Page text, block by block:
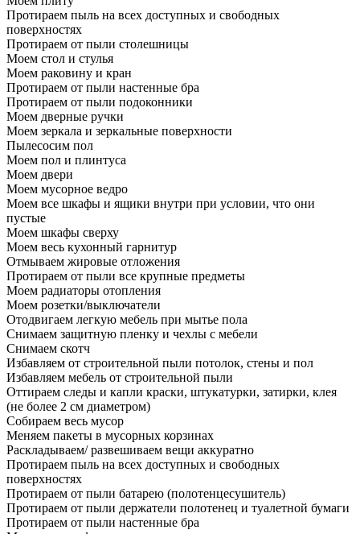
Протираем пыль на всех доступных и свободных
поверхностях
Протираем от пыли столешницы
Моем стол и стулья
Моем раковину и кран
Протираем от пыли настенные бра
Протираем от пыли подоконники
Моем дверные ручки
Моем зеркала и зеркальные поверхности
Пылесосим пол
Моем пол и плинтуса
Моем двери
Моем мусорное ведро
Моем все шкафы и ящики внутри при условии, что они
пустые
Моем шкафы сверху
Моем весь кухонный гарнитур
Отмываем жировые отложения
Протираем от пыли все крупные предметы
Моем радиаторы отопления
Моем розетки/выключатели
Отодвигаем легкую мебель при мытье пола
Снимаем защитную пленку и чехлы с мебели
Снимаем скотч
Избавляем от строительной пыли потолок, стены и пол
Избавляем мебель от строительной пыли
Оттираем следы и капли краски, штукатурки, затирки, клея
(не более 2 см диаметром)
Собираем весь мусор
Меняем пакеты в мусорных корзинах
Раскладываем/ развешиваем вещи аккуратно
Протираем пыль на всех доступных и свободных
поверхностях
Протираем от пыли батарею (полотенцесушитель)
Протираем от пыли держатели полотенец и туалетной бумаги
Протираем от пыли настенные бра